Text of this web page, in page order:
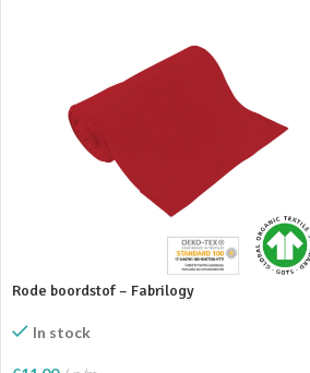
Rode boordstof – Fabrilogy
In stock